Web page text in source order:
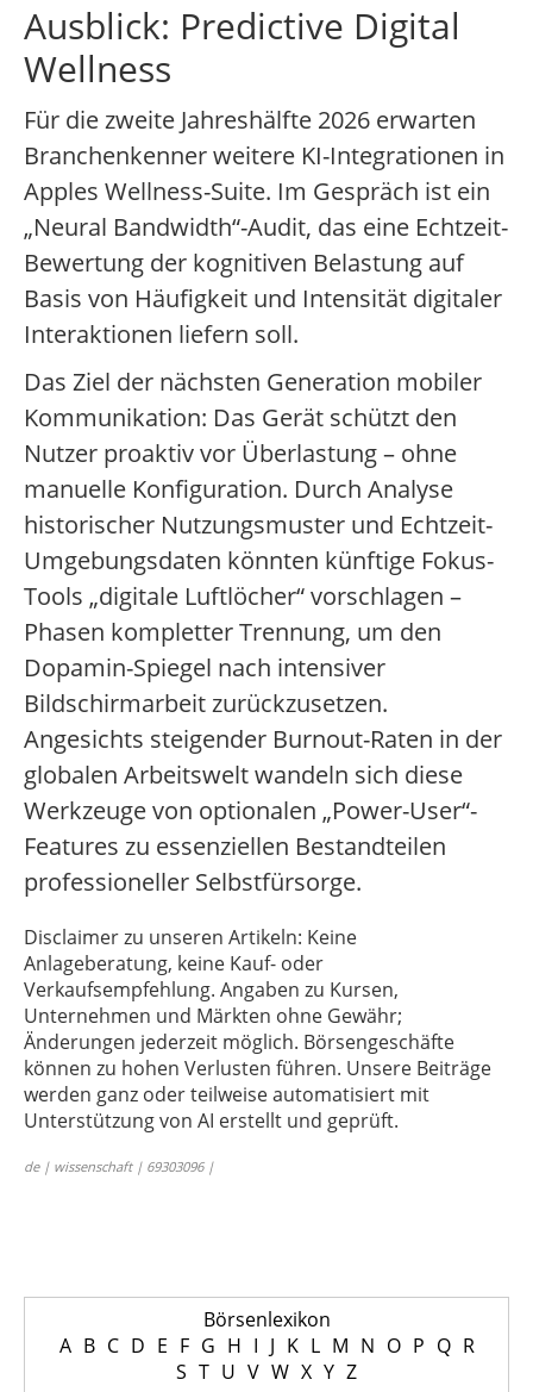
Ausblick: Predictive Digital
Wellness
Für die zweite Jahreshälfte 2026 erwarten
Branchenkenner weitere KI-Integrationen in
Apples Wellness-Suite. Im Gespräch ist ein
„Neural Bandwidth“-Audit, das eine Echtzeit-
Bewertung der kognitiven Belastung auf
Basis von Häufigkeit und Intensität digitaler
Interaktionen liefern soll.
Das Ziel der nächsten Generation mobiler
Kommunikation: Das Gerät schützt den
Nutzer proaktiv vor Überlastung – ohne
manuelle Konfiguration. Durch Analyse
historischer Nutzungsmuster und Echtzeit-
Umgebungsdaten könnten künftige Fokus-
Tools „digitale Luftlöcher“ vorschlagen –
Phasen kompletter Trennung, um den
Dopamin-Spiegel nach intensiver
Bildschirmarbeit zurückzusetzen.
Angesichts steigender Burnout-Raten in der
globalen Arbeitswelt wandeln sich diese
Werkzeuge von optionalen „Power-User“-
Features zu essenziellen Bestandteilen
professioneller Selbstfürsorge.
Disclaimer zu unseren Artikeln: Keine
Anlageberatung, keine Kauf- oder
Verkaufsempfehlung. Angaben zu Kursen,
Unternehmen und Märkten ohne Gewähr;
Änderungen jederzeit möglich. Börsengeschäfte
können zu hohen Verlusten führen. Unsere Beiträge
werden ganz oder teilweise automatisiert mit
Unterstützung von AI erstellt und geprüft.
de | wissenschaft | 69303096 |
Börsenlexikon
A B C D E F G H I J K L M N O P Q R
S T U V W X Y Z